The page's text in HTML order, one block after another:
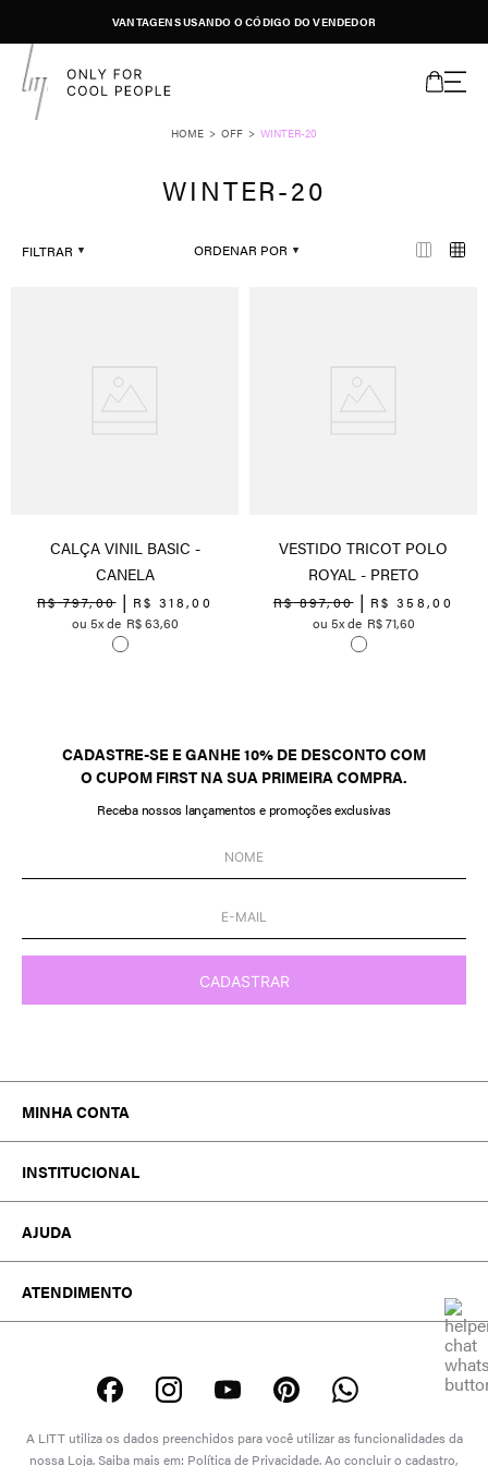
VANTAGENS USANDO O CÓDIGO DO VENDEDOR
OFF WINTER-20
WINTER-20
FILTRAR ORDENAR POR
CALÇA VINIL BASIC -
CANELA
R$ 797,00 R$ 318,00
5
R$63,60
VESTIDO TRICOT POLO
ROYAL - PRETO
R$ 897,00 R$ 358,00
5
R$71,60
CADASTRE-SE E GANHE 10% DE DESCONTO COM
O CUPOM FIRST NA SUA PRIMEIRA COMPRA.
Receba nossos lançamentos e promoções exclusivas
CADASTRAR
MINHA CONTA
MINHA CONTA
TROCA E DEVOLUÇÃO
INSTITUCIONAL
ATACADO
TRABALHE CONOSCO
AJUDA
POLÍTICAS
DÚVIDAS FREQUENTES
ATENDIMENTO
WHATSAPP: (21) 99974-1559
SEGUNDA A SEXTA DE 08:00 ÀS 17:00
(EXCETO DOMINGOS E FERIADOS)
A LITT utiliza os dados preenchidos para você utilizar as funcionalidades da
nossa Loja. Saiba mais em: Política de Privacidade. Ao concluir o cadastro,